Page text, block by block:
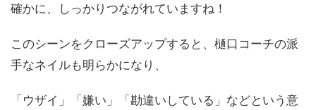
確かに、しっかりつながれていますね！
このシーンをクローズアップすると、樋口コーチの派
手なネイルも明らかになり、
「ウザイ」「嫌い」「勘違いしている」などという意